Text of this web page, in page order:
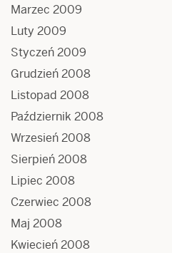
Marzec 2009
Luty 2009
Styczeń 2009
Grudzień 2008
Listopad 2008
Październik 2008
Wrzesień 2008
Sierpień 2008
Lipiec 2008
Czerwiec 2008
Maj 2008
Kwiecień 2008